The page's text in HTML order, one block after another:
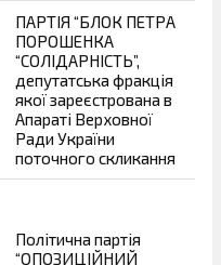
ПАРТІЯ “БЛОК ПЕТРА
ПОРОШЕНКА
“СОЛІДАРНІСТЬ”,
депутатська фракція
якої зареєстрована в
Апараті Верховної
Ради України
поточного скликання
Політична партія
“ОПОЗИЦІЙНИЙ